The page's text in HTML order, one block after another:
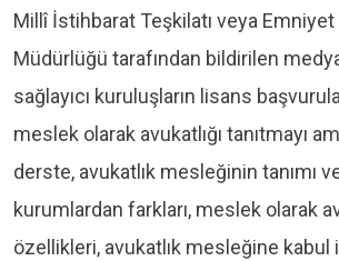
Millî İstihbarat Teşkilatı veya Emniyet
Müdürlüğü tarafından bildirilen
sağlayıcı kuruluşların lisans
meslek olarak avukatlığı tanıtmayı
derste, avukatlık mesleğinin tanımı
kurumlardan farkları, meslek olarak
özellikleri, avukatlık mesleğine kabul